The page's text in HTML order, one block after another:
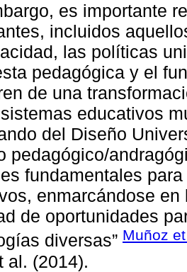
es importante
incluidos
las políticas
pedagógica y el
de una
educativos
del Diseño
pedagógico/
fundamentales
enmarcándose
de oportunidades
diversas” Muñoz
al. (2014).